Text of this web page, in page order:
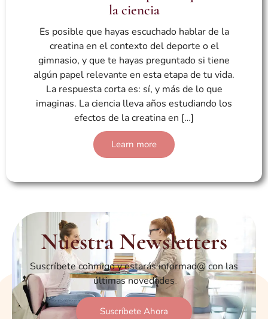
la ciencia
Es posible que hayas escuchado hablar de la
creatina en el contexto del deporte o el
gimnasio, y que te hayas preguntado si tiene
algún papel relevante en esta etapa de tu vida.
La respuesta corta es: sí, y más de lo que
imaginas. La ciencia lleva años estudiando los
efectos de la creatina en […]
Learn more
Nuestra Newsletters
Suscríbete conmigo y estarás informad@ con las
últimas novedades
Suscríbete Ahora